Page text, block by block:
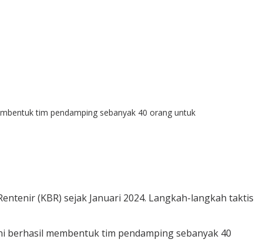
tim pendamping sebanyak 40 orang untuk
(KBR) sejak Januari 2024. Langkah-langkah taktis
berhasil membentuk tim pendamping sebanyak 40